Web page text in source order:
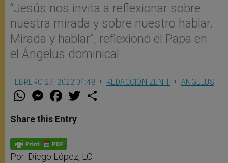
“Jesús nos invita a reflexionar sobre
nuestra mirada y sobre nuestro hablar.
Mirada y hablar”, reflexionó el Papa en
el Ángelus dominical
FEBRERO 27, 2022 04:48 REDACCIÓN ZENIT ANGELUS
W
t
s
p
p
M
e
s
e
g
e
r
F
a
e
b
o
k
w
Share this Entry
Por: Diego López, LC